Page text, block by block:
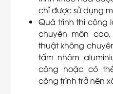
chỉ được sử dụng
Quá trình thi công
chuyên môn
thuật không
tấm nhôm
công hoặc có
công trình trở nên